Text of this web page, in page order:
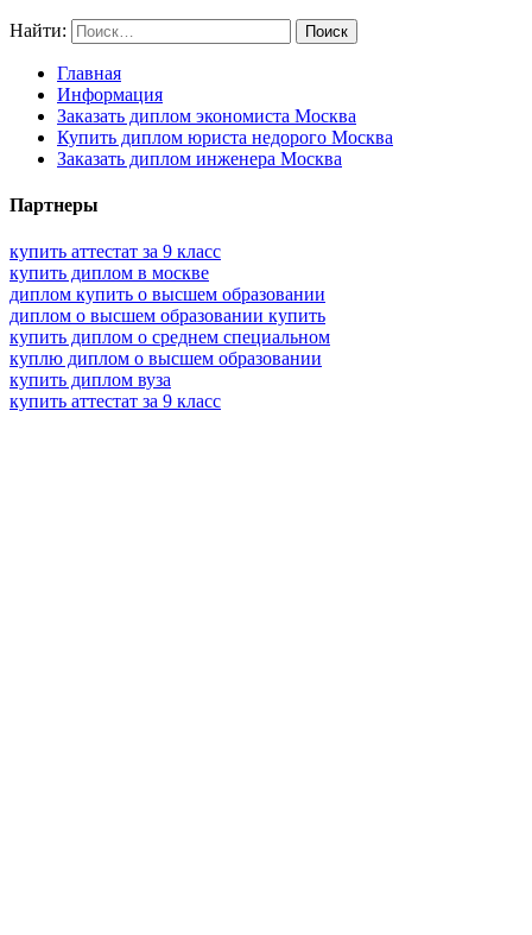
Найти:
Главная
Информация
Заказать диплом экономиста Москва
Купить диплом юриста недорого Москва
Заказать диплом инженера Москва
Партнеры
купить аттестат за 9 класс
купить диплом в москве
диплом купить о высшем образовании
диплом о высшем образовании купить
купить диплом о среднем специальном
куплю диплом о высшем образовании
купить диплом вуза
купить аттестат за 9 класс